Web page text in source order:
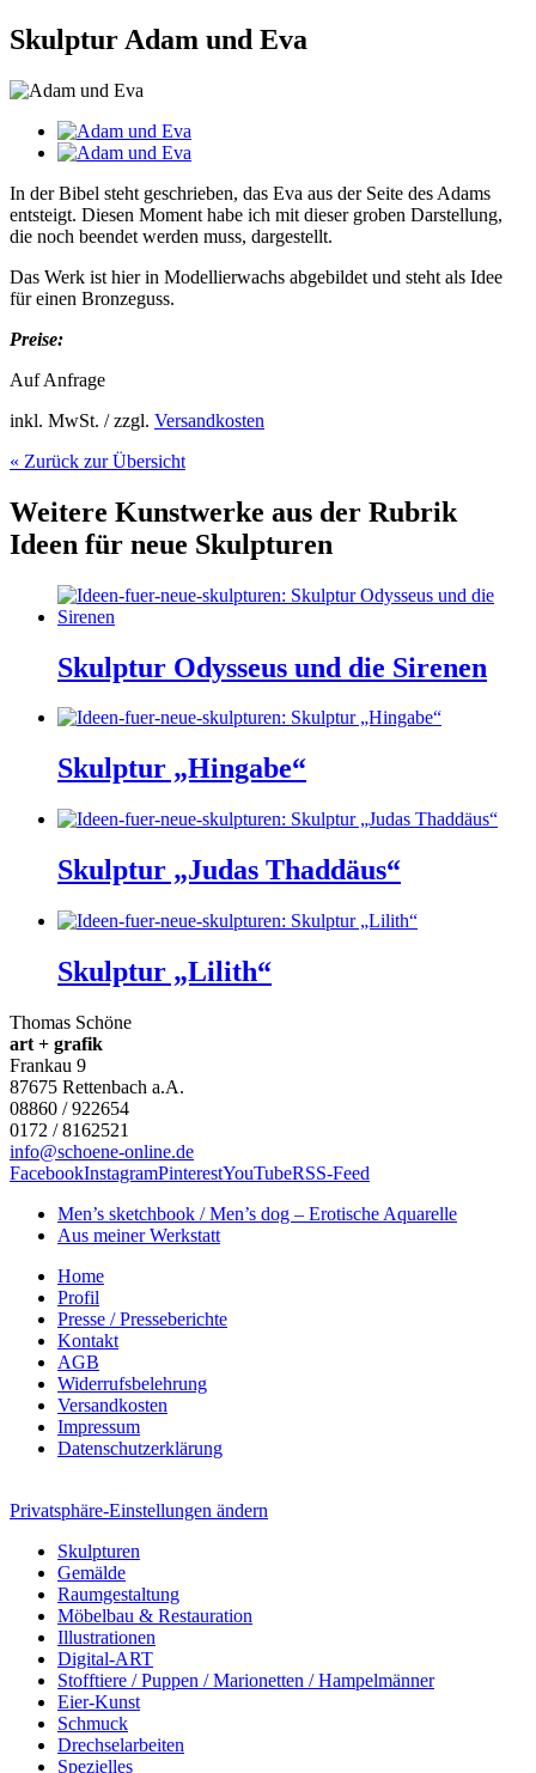
Skulptur Adam und Eva
In der Bibel steht geschrieben, das Eva aus der Seite des Adams
entsteigt. Diesen Moment habe ich mit dieser groben Darstellung,
die noch beendet werden muss, dargestellt.
Das Werk ist hier in Modellierwachs abgebildet und steht als Idee
für einen Bronzeguss.
Preise:
Auf Anfrage
inkl. MwSt. / zzgl. Versandkosten
« Zurück zur Übersicht
Weitere Kunstwerke aus der Rubrik
Ideen für neue Skulpturen
Skulptur Odysseus und die Sirenen
Skulptur „Hingabe“
Skulptur „Judas Thaddäus“
Skulptur „Lilith“
Thomas Schöne
art + grafik
Frankau 9
87675 Rettenbach a.A.
08860 / 922654
0172 / 8162521
info@schoene-online.de
FacebookInstagramPinterestYouTubeRSS-Feed
Men’s sketchbook / Men’s dog – Erotische Aquarelle
Aus meiner Werkstatt
Home
Profil
Presse / Presseberichte
Kontakt
AGB
Widerrufsbelehrung
Versandkosten
Impressum
Datenschutzerklärung
Privatsphäre-Einstellungen ändern
Skulpturen
Gemälde
Raumgestaltung
Möbelbau & Restauration
Illustrationen
Digital-ART
Stofftiere / Puppen / Marionetten / Hampelmänner
Eier-Kunst
Schmuck
Drechselarbeiten
Spezielles